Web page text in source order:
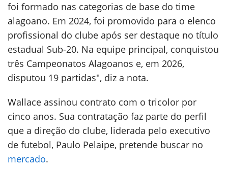
foi formado nas categorias de base do time
alagoano. Em 2024, foi promovido para o elenco
profissional do clube após ser destaque no título
estadual Sub-20. Na equipe principal, conquistou
três Campeonatos Alagoanos e, em 2026,
disputou 19 partidas", diz a nota.
Wallace assinou contrato com o tricolor por
cinco anos. Sua contratação faz parte do perfil
que a direção do clube, liderada pelo executivo
de futebol, Paulo Pelaipe, pretende buscar no
mercado.